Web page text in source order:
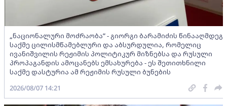
„ნაციონალური მოძრაობა” - გიორგი ბარამიძის წინააღმდეგ
საქმე ცილისმწამებლური და აბსურდულია, რომელიც
ივანიშვილის რეჟიმის პოლიტიკურ მიზნებსა და რუსული
პროპაგანდის ამოცანებს ემსახურება - ეს შეთითხნილი
საქმე დასტურია ამ რეჟიმის რუსული ბუნების
2026/08/07 14:21